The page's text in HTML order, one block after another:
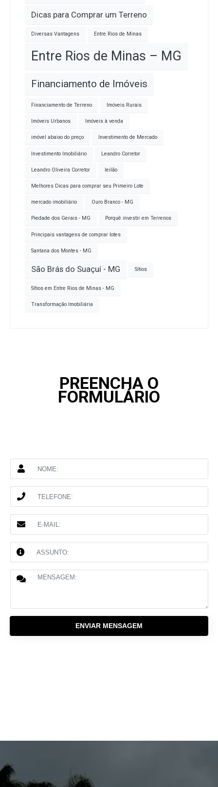
Dicas para Comprar um Terreno
Diversas Vantagens Entre Rios de Minas
Entre Rios de Minas – MG
Financiamento de Imóveis
Financiamento de Terreno Imóveis Rurais
Imóveis Urbanos Imóveis à venda
imóvel abaixo do preço Investimento de Mercado
Investimento Imobiliário Leandro Corretor
Leandro Oliveira Corretor leilão
Melhores Dicas para comprar seu Primeiro Lote
mercado imobiliário Ouro Branco - MG
Piedade dos Gerais - MG Porquê investir em Terrenos
Principais vantagens de comprar lotes
Santana dos Montes - MG
São Brás do Suaçuí - MG Sítios
Sítios em Entre Rios de Minas - MG
Transformação Imobiliária
PREENCHA O
FORMULÁRIO
ENVIAR MENSAGEM